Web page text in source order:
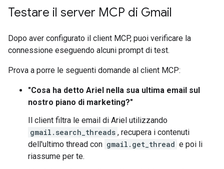
Testare il server MCP di Gmail
Dopo aver configurato il client MCP, puoi verificare la
connessione eseguendo alcuni prompt di test.
Prova a porre le seguenti domande al client MCP:
"Cosa ha detto Ariel nella sua ultima email sul
nostro piano di marketing?"
Il client filtra le email di Ariel utilizzando
gmail.search_threads , recupera i contenuti
dell'ultimo thread con gmail.get_thread e poi li
riassume per te.